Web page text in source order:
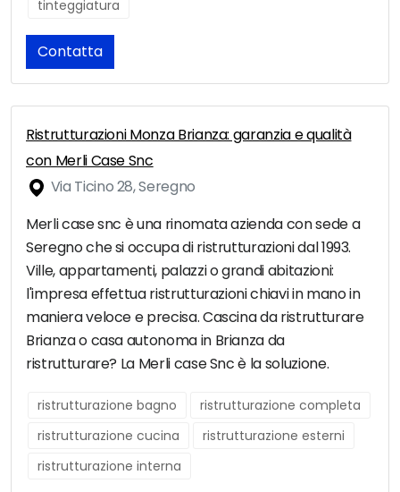
tinteggiatura
Contatta
Ristrutturazioni Monza Brianza: garanzia e qualità
con Merli Case Snc
Via Ticino 28, Seregno
Merli case snc è una rinomata azienda con sede a
Seregno che si occupa di ristrutturazioni dal 1993.
Ville, appartamenti, palazzi o grandi abitazioni:
l'impresa effettua ristrutturazioni chiavi in mano in
maniera veloce e precisa. Cascina da ristrutturare
Brianza o casa autonoma in Brianza da
ristrutturare? La Merli case Snc è la soluzione.
ristrutturazione bagno
ristrutturazione completa
ristrutturazione cucina
ristrutturazione esterni
ristrutturazione interna